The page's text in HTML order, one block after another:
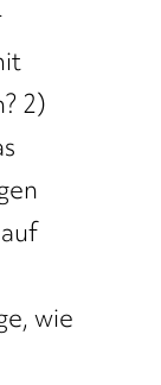
2)
wie